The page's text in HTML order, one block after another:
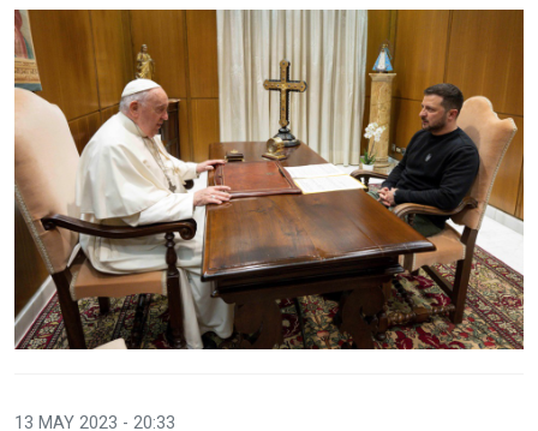
13 MAY 2023 - 20:33